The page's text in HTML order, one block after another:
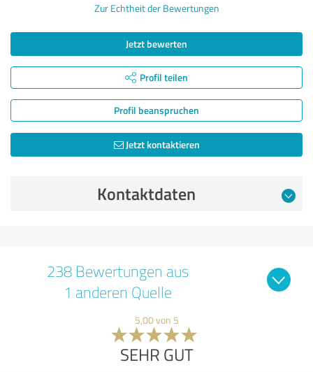
Zur Echtheit der Bewertungen
Jetzt bewerten
Profil teilen
Profil beanspruchen
Jetzt kontaktieren
Kontaktdaten
238 Bewertungen aus
1 anderen Quelle
5,00 von 5
SEHR GUT